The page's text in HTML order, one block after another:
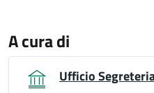
A cura di
Ufficio